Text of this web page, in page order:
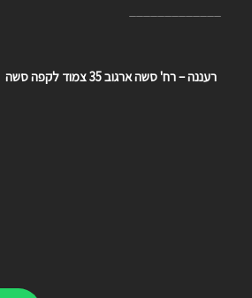
רעננה – רח' סשה ארגוב 35 צמוד לקפה סשה